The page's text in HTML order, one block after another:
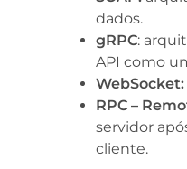
dados.
gRPC:
API como
WebSocket:
RPC –
servidor
cliente.